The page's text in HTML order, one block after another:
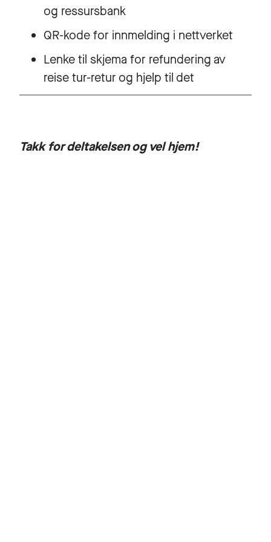
og ressursbank
QR-kode for innmelding i nettverket
Lenke til skjema for refundering av
reise tur-retur og hjelp til det
Takk for deltakelsen og vel hjem!